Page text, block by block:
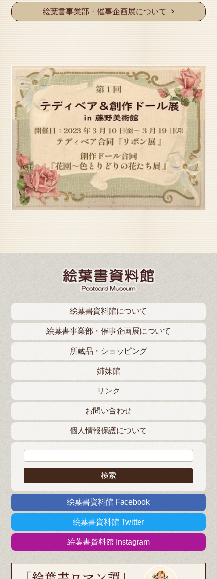
絵葉書事業部・催事企画展について
絵葉書資料館について
絵葉書事業部・催事企画展について
所蔵品・ショッピング
姉妹館
リンク
お問い合わせ
個人情報保護について
絵葉書資料館 Facebook
絵葉書資料館 Twitter
絵葉書資料館 Instagram